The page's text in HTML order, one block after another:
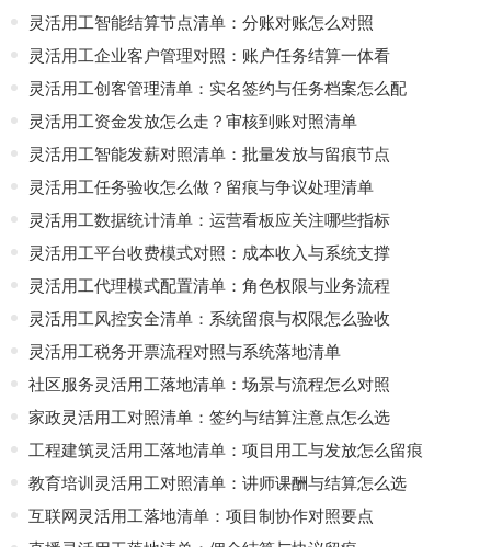
灵活用工智能结算节点清单：分账对账怎么对照
灵活用工企业客户管理对照：账户任务结算一体看
灵活用工创客管理清单：实名签约与任务档案怎么配
灵活用工资金发放怎么走？审核到账对照清单
灵活用工智能发薪对照清单：批量发放与留痕节点
灵活用工任务验收怎么做？留痕与争议处理清单
灵活用工数据统计清单：运营看板应关注哪些指标
灵活用工平台收费模式对照：成本收入与系统支撑
灵活用工代理模式配置清单：角色权限与业务流程
灵活用工风控安全清单：系统留痕与权限怎么验收
灵活用工税务开票流程对照与系统落地清单
社区服务灵活用工落地清单：场景与流程怎么对照
家政灵活用工对照清单：签约与结算注意点怎么选
工程建筑灵活用工落地清单：项目用工与发放怎么留痕
教育培训灵活用工对照清单：讲师课酬与结算怎么选
互联网灵活用工落地清单：项目制协作对照要点